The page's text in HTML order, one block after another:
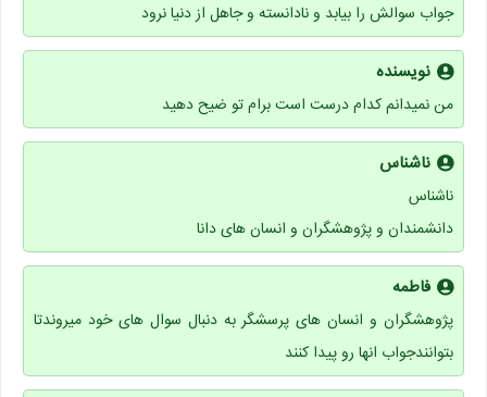
جواب سوالش را بیابد و نادانسته و جاهل از دنیا نرود
نویسنده
من نمیدانم کدام درست است برام تو ضیح دهید
ناشناس
ناشناس
دانشمندان و پژوهشگران و انسان های دانا
فاطمه
پژوهشگران و انسان های پرسشگر به دنبال سوال های خود میروندتا
بتوانندجواب انها رو پیدا کنند